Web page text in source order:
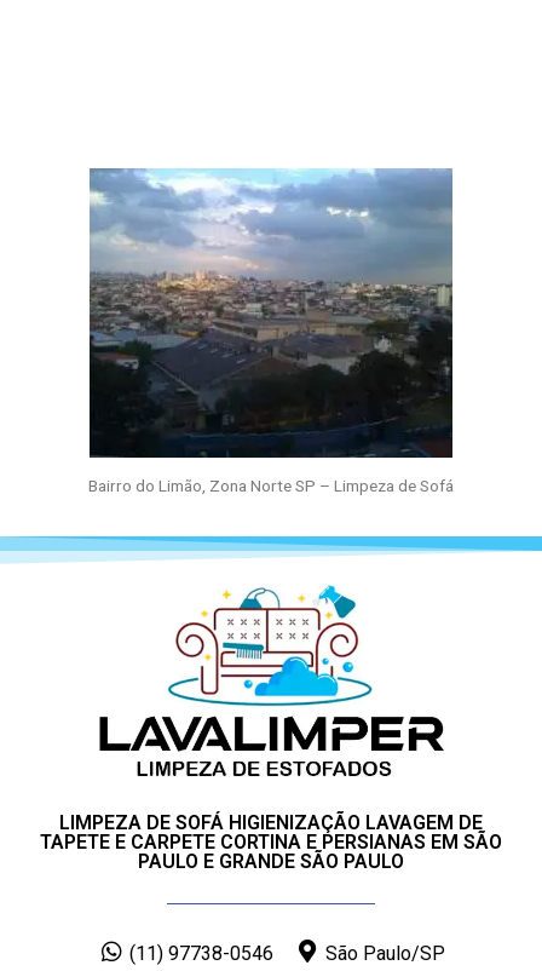
Bairro do Limão, Zona Norte SP – Limpeza de Sofá
LIMPEZA DE SOFÁ HIGIENIZAÇÃO LAVAGEM DE
TAPETE E CARPETE CORTINA E PERSIANAS EM SÃO
PAULO E GRANDE SÃO PAULO
(11) 97738-0546 São Paulo/SP